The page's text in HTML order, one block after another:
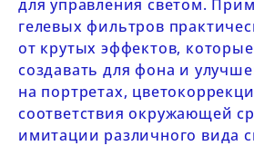
для управления светом.
гелевых фильтров
от крутых эффектов,
создавать для фона и
на портретах,
соответствия окружающей
имитации различного вида